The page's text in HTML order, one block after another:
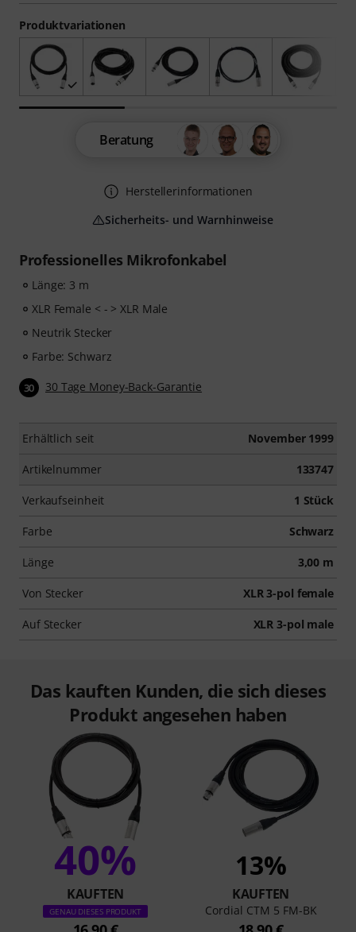
Professionelles Mikrofonkabel
Länge: 3 m
XLR Female < - > XLR Male
Neutrik Stecker
Farbe: Schwarz
30 30 Tage Money-Back-Garantie
Erhältlich seit November 1999
Artikelnummer 133747
Verkaufseinheit 1 Stück
Farbe Schwarz
Länge 3,00 m
Von Stecker XLR 3-pol female
Auf Stecker XLR 3-pol male
Produktvariationen
Beratung
Herstellerinformationen
Sicherheits- und Warnhinweise
Das kauften Kunden, die sich dieses
Produkt angesehen haben
40%
KAUFTEN
GENAU DIESES PRODUKT
13%
KAUFTEN
Cordial CTM 5 FM-BK